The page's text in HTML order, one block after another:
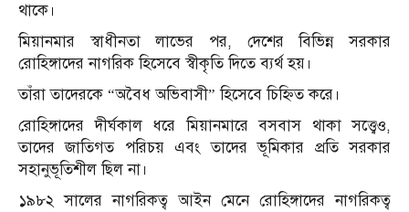
থাকে।
মিয়ানমার স্বাধীনতা লাভের পর, দেশের বিভিন্ন সরকার
রোহিঙ্গাদের নাগরিক হিসেবে স্বীকৃতি দিতে ব্যর্থ হয়।
তাঁরা তাদেরকে “অবৈধ অভিবাসী” হিসেবে চিহ্নিত করে।
রোহিঙ্গাদের দীর্ঘকাল ধরে মিয়ানমারে বসবাস থাকা সত্ত্বেও,
তাদের জাতিগত পরিচয় এবং তাদের ভূমিকার প্রতি সরকার
সহানুভূতিশীল ছিল না।
১৯৮২ সালের নাগরিকত্ব আইন মেনে রোহিঙ্গাদের নাগরিকত্ব